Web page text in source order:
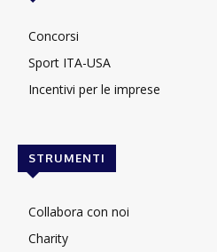
Concorsi
Sport ITA-USA
Incentivi per le imprese
STRUMENTI
Collabora con noi
Charity